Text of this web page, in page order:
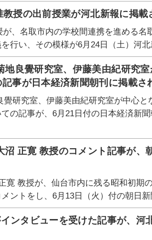
授の出前授業が河北新報に掲載
、名取市内の学校間連携を進める名
行い、その模様が6月24日（土）河
良覺研究室、伊藤美由紀研究
事が日本経済新聞朝刊に掲載さ
研究室、伊藤美由紀研究室が中心と
の記事が、6月21日付の日本経済新
正寛 教授のコメント記事が、
寛 教授が、仙台市内に残る昭和初期
ントをし、6月13日（火）付の朝日
ンタビューを受けた記事が、河